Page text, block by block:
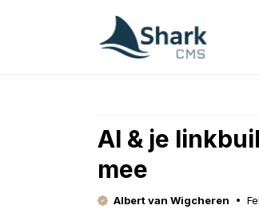
AI & je
mee
Albert van Wigcheren